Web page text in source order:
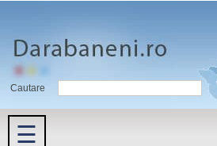
Cautare
☰